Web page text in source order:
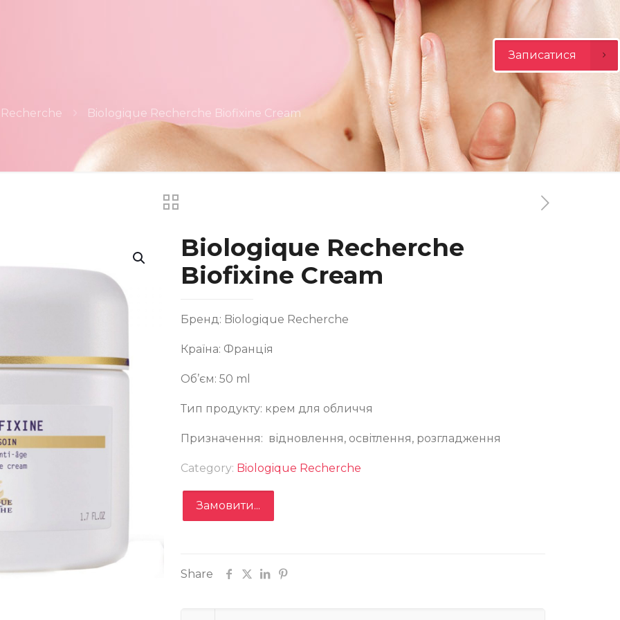
Biologique Recherche Biofixine Cream
Biologique Recherche
Biofixine Cream
Бренд: Biologique Recherche
Країна: Франція
Об’єм: 50 ml
Тип продукту: крем для обличчя
Призначення: відновлення, освітлення, розгладження
Category: Biologique Recherche
Замовити...
Share
Recherche Biofixine Cream
Записатися